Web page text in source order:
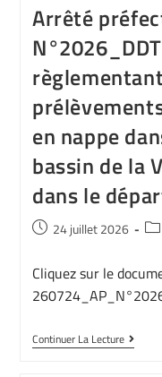
Arrêté
en nappe
bassin de la
dans le
24 juillet 2026
Cliquez sur le
Continuer La Lecture